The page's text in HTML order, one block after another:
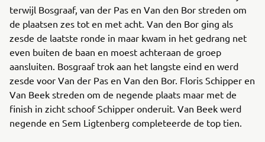
terwijl Bosgraaf, van der Pas en Van den Bor streden om
de plaatsen zes tot en met acht. Van den Bor ging als
zesde de laatste ronde in maar kwam in het gedrang net
even buiten de baan en moest achteraan de groep
aansluiten. Bosgraaf trok aan het langste eind en werd
zesde voor Van der Pas en Van den Bor. Floris Schipper en
Van Beek streden om de negende plaats maar met de
finish in zicht schoof Schipper onderuit. Van Beek werd
negende en Sem Ligtenberg completeerde de top tien.